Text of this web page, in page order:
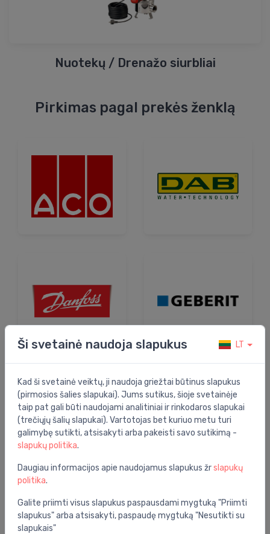
Nuotekų / Drenažo siurbliai
Pirkimas pagal prekės ženklą
Ši svetainė naudoja slapukus LT
Kad ši svetainė veiktų, ji naudoja griežtai būtinus slapukus
(pirmosios šalies slapukai). Jums sutikus, šioje svetainėje
taip pat gali būti naudojami analitiniai ir rinkodaros slapukai
(trečiųjų šalių slapukai). Vartotojas bet kuriuo metu turi
galimybę sutikti, atsisakyti arba pakeisti savo sutikimą -
slapukų politika.
Daugiau informacijos apie naudojamus slapukus žrslapukų
politika.
Galite priimti visus slapukus paspausdami mygtuką "Priimti
slapukus" arba atsisakyti, paspaudę mygtuką "Nesutikti su
slapukais"